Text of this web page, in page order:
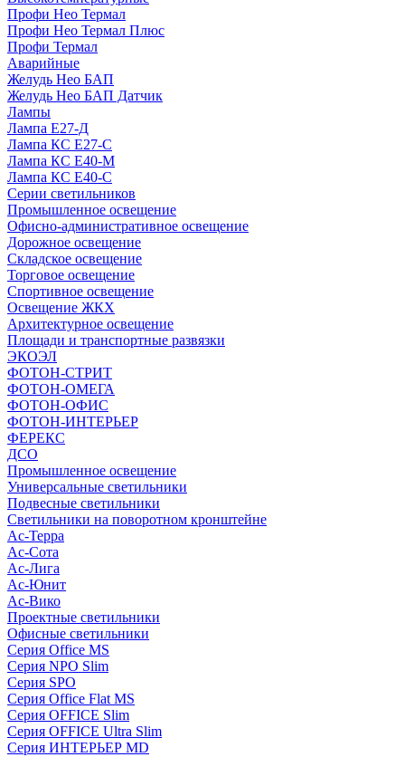
Профи Нео Термал
Профи Нео Термал Плюс
Профи Термал
Аварийные
Желудь Нео БАП
Желудь Нео БАП Датчик
Лампы
Лампа Е27-Д
Лампа КС Е27-С
Лампа КС Е40-М
Лампа КС Е40-С
Серии светильников
Промышленное освещение
Офисно-административное освещение
Дорожное освещение
Складское освещение
Торговое освещение
Спортивное освещение
Освещение ЖКХ
Архитектурное освещение
Площади и транспортные развязки
ЭКОЭЛ
ФОТОН-СТРИТ
ФОТОН-ОМЕГА
ФОТОН-ОФИС
ФОТОН-ИНТЕРЬЕР
ФЕРЕКС
ДСО
Промышленное освещение
Универсальные светильники
Подвесные светильники
Светильники на поворотном кронштейне
Ас-Терра
Ас-Сота
Ас-Лига
Ас-Юнит
Ас-Вико
Проектные светильники
Офисные светильники
Серия Office MS
Серия NPO Slim
Серия SPO
Серия Office Flat MS
Серия OFFICE Slim
Серия OFFICE Ultra Slim
Серия ИНТЕРЬЕР MD